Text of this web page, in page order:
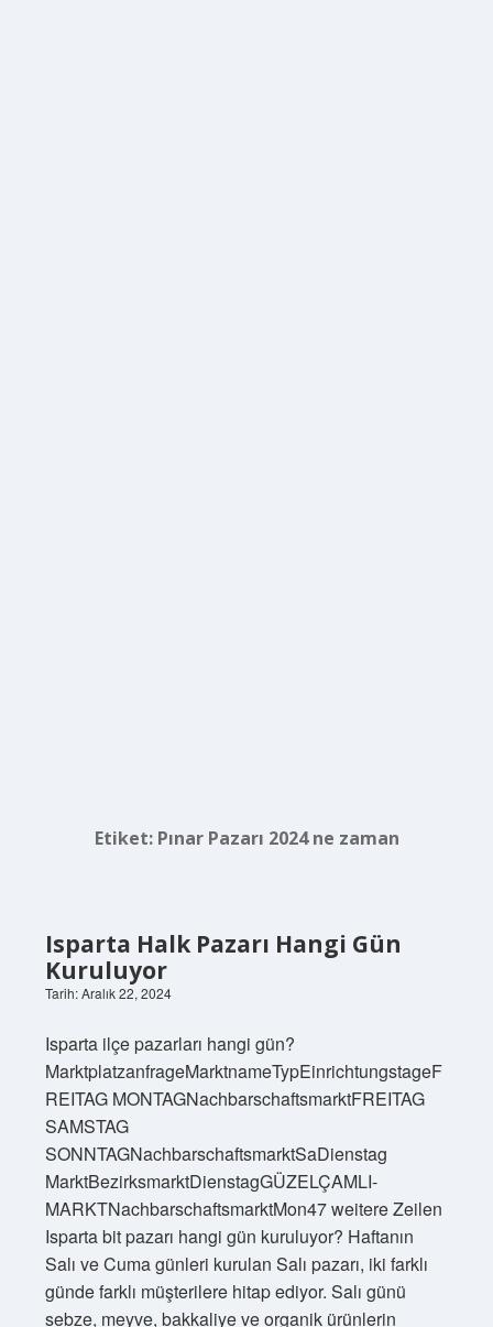
Etiket: Pınar Pazarı 2024 ne zaman
Isparta Halk Pazarı Hangi Gün
Kuruluyor
Tarih: Aralık 22, 2024
Isparta ilçe pazarları hangi gün?
MarktplatzanfrageMarktnameTypEinrichtungstageF
REITAG MONTAGNachbarschaftsmarktFREITAG
SAMSTAG
SONNTAGNachbarschaftsmarktSaDienstag
MarktBezirksmarktDienstagGÜZELÇAMLI-
MARKTNachbarschaftsmarktMon47 weitere Zeilen
Isparta bit pazarı hangi gün kuruluyor? Haftanın
Salı ve Cuma günleri kurulan Salı pazarı, iki farklı
günde farklı müşterilere hitap ediyor. Salı günü
sebze, meyve, bakkaliye ve organik ürünlerin